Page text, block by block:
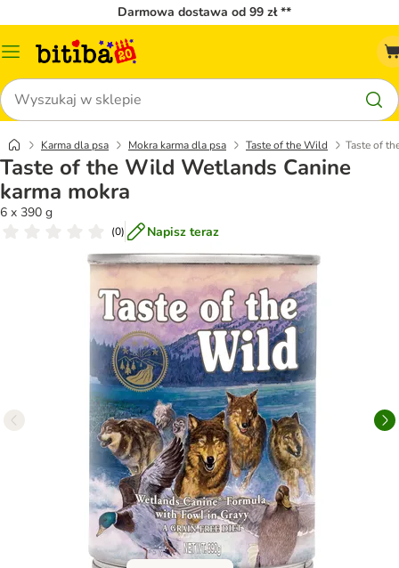
Darmowa dostawa od 99 zł **
Menu
Szukaj
Karma dla psa Mokra karma dla psa Taste of the Wild Taste of
Taste of the Wild Wetlands Canine
karma mokra
6 x 390 g
(0) Napisz teraz